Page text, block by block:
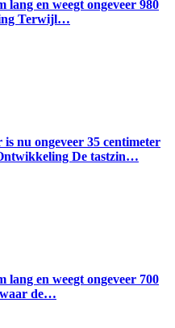
lang en weegt ongeveer 980
Terwijl…
nu ongeveer 35 centimeter
De tastzin…
lang en weegt ongeveer 700
waar de…